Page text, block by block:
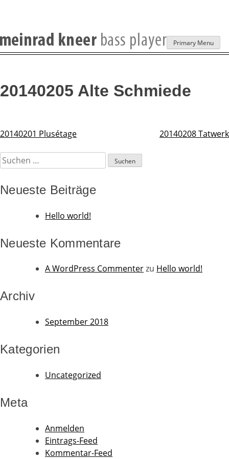
Skip
to
Primary Menu
20140205 Alte Schmiede
Beitragsnavigation
20140201 Plusétage 20140208 Tatwerk
Suchen
nach:
Neueste Beiträge
Hello world!
Neueste Kommentare
A WordPress Commenterzu Hello world!
Archiv
September 2018
Kategorien
Uncategorized
Meta
Anmelden
Eintrags-Feed
Kommentar-Feed